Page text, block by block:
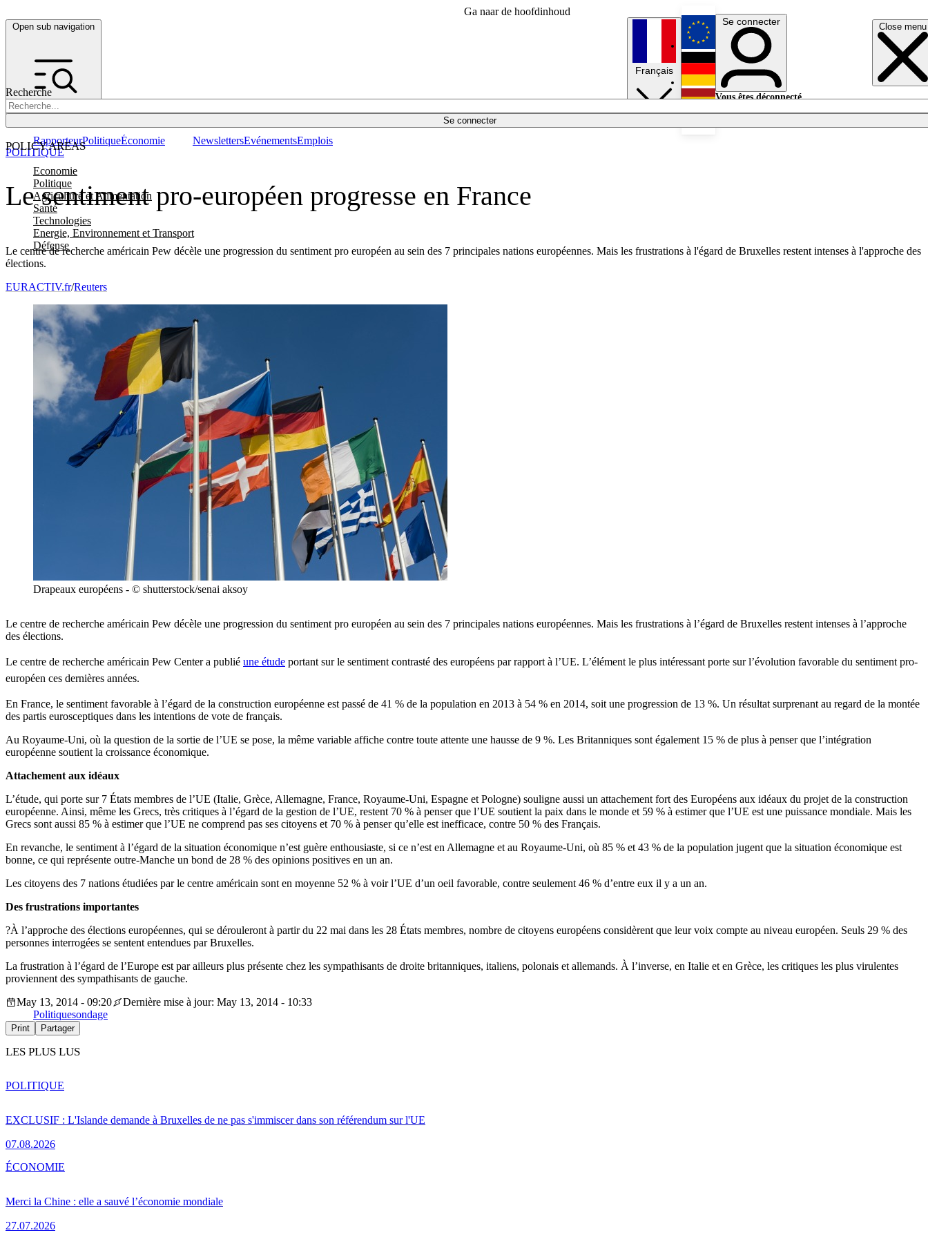
Ga naar de hoofdinhoud
Open sub navigation Close menu
Recherche
Se connecter
POLICY AREAS
Economie
Politique
Agriculture et Alimentation
Santé
Technologies
Energie, Environnement et Transport
Défense
RapporteurPolitiqueÉconomie NewslettersEvénementsEmplois
Français
English
Deutsch
Se connecter
Vous êtes déconnecté.
Le sentiment pro-européen progresse en France
Le centre de recherche américain Pew décèle une progression du sentiment pro européen au sein des 7 principales nations européennes. Mais les frustrations à l'égard de Bruxelles restent intenses à l'approche des
élections.
POLITIQUE
EURACTIV.fr/Reuters
Drapeaux européens - © shutterstock/senai aksoy
Le centre de recherche américain Pew décèle une progression du sentiment pro européen au sein des 7 principales nations européennes. Mais les frustrations à l’égard de Bruxelles restent intenses à l’approche
des élections.
Le centre de recherche américain Pew Center a publié une étude portant surle sentiment contrasté des européens par rapport à l’UE. L’élément le plus intéressant porte sur l’évolution favorable du sentiment pro-
européen ces dernières années.
En France, le sentiment favorable à l’égard de la construction européenne est passé de 41 % de la population en 2013 à 54 % en 2014, soit une progression de 13 %. Un résultat surprenant au regard de la montée
des partis eurosceptiques dans les intentions de vote de français.
Au Royaume-Uni, où la question de la sortie de l’UE se pose, la même variable affiche contre toute attente une hausse de 9 %. Les Britanniques sont également 15 % de plus à penser que l’intégration
européenne soutient la croissance économique.
Attachement aux idéaux
L’étude, qui porte sur 7 États membres de l’UE (Italie, Grèce, Allemagne, France, Royaume-Uni, Espagne et Pologne) souligne aussi un attachement fort des Européens aux idéaux du projet de la construction
européenne. Ainsi, même les Grecs, très critiques à l’égard de la gestion de l’UE, restent 70 % à penser que l’UE soutient la paix dans le monde et 59 % à estimer que l’UE est une puissance mondiale. Mais les
Grecs sont aussi 85 % à estimer que l’UE ne comprend pas ses citoyens et 70 % à penser qu’elle est inefficace, contre 50 % des Français.
En revanche, le sentiment à l’égard de la situation économique n’est guère enthousiaste, si ce n’est en Allemagne et au Royaume-Uni, où 85 % et 43 % de la population jugent que la situation économique est
bonne, ce qui représente outre-Manche un bond de 28 % des opinions positives en un an.
Les citoyens des 7 nations étudiées par le centre américain sont en moyenne 52 % à voir l’UE d’un oeil favorable, contre seulement 46 % d’entre eux il y a un an.
Des frustrations importantes
?À l’approche des élections européennes, qui se dérouleront à partir du 22 mai dans les 28 États membres, nombre de citoyens européens considèrent que leur voix compte au niveau européen. Seuls 29 % des
personnes interrogées se sentent entendues par Bruxelles.
La frustration à l’égard de l’Europe est par ailleurs plus présente chez les sympathisants de droite britanniques, italiens, polonais et allemands. À l’inverse, en Italie et en Grèce, les critiques les plus virulentes
proviennent des sympathisants de gauche.
May 13, 2014 - 09:20
Dernière mise à jour: May 13, 2014 - 10:33
Politiquesondage
Print Partager
LES PLUS LUS
EXCLUSIF : L'Islande demande à Bruxelles de ne pas s'immiscer dans son référendum sur l'UE
07.08.2026
POLITIQUE
Merci la Chine : elle a sauvé l’économie mondiale
27.07.2026
ÉCONOMIE